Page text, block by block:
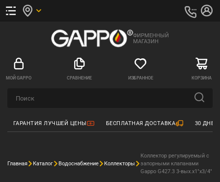
ФИРМЕННЫЙ
МАГАЗИН
МОЙ GAPPO СРАВНЕНИЕ ИЗБРАННОЕ КОРЗИНА
ГАРАНТИЯ ЛУЧШЕЙ ЦЕНЫ БЕСПЛАТНАЯ ДОСТАВКА 30
Главная Каталог Водоснабжение Коллекторы
Коллектор регулируемый с
запорными клапанами
Gappo G427.3 3-вых.x1"x3/4"